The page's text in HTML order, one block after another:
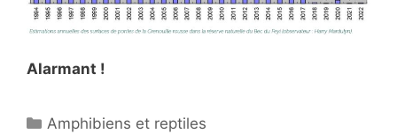
Alarmant !
Catégories
Amphibiens et reptiles